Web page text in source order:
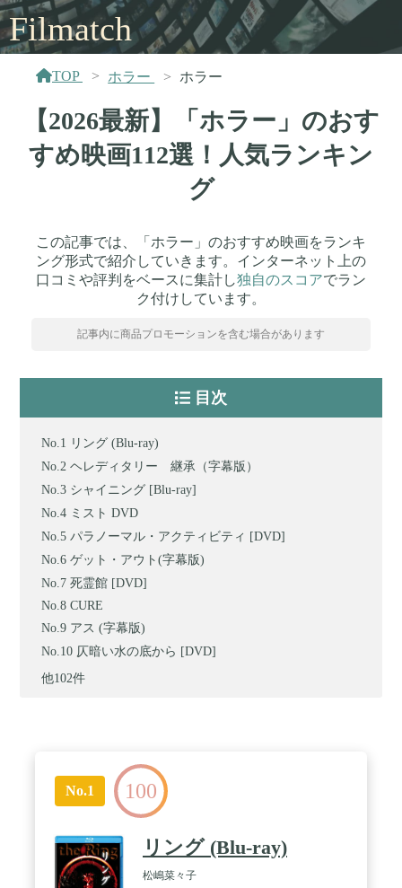
Filmatch
TOP ホラー ホラー
【2026最新】「ホラー」のおす
すめ映画112選！人気ランキン
グ
この記事では、「ホラー」のおすすめ映画をランキ
ング形式で紹介していきます。インターネット上の
口コミや評判をベースに集計し独自のスコアでラン
ク付けしています。
記事内に商品プロモーションを含む場合があります
目次
リング (Blu-ray)
ヘレディタリー 継承（字幕版）
シャイニング [Blu-ray]
ミスト DVD
パラノーマル・アクティビティ [DVD]
ゲット・アウト(字幕版)
死霊館 [DVD]
CURE
アス (字幕版)
仄暗い水の底から [DVD]
他102件
No.1 100
リング (Blu-ray)
松嶋菜々子